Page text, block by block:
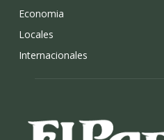
Economia
Locales
Internacionales